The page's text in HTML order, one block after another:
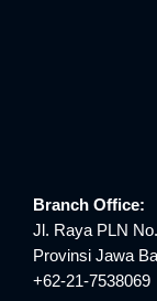
Branch Office:
Jl. Raya PLN
Provinsi Jawa
+62-21-7538069